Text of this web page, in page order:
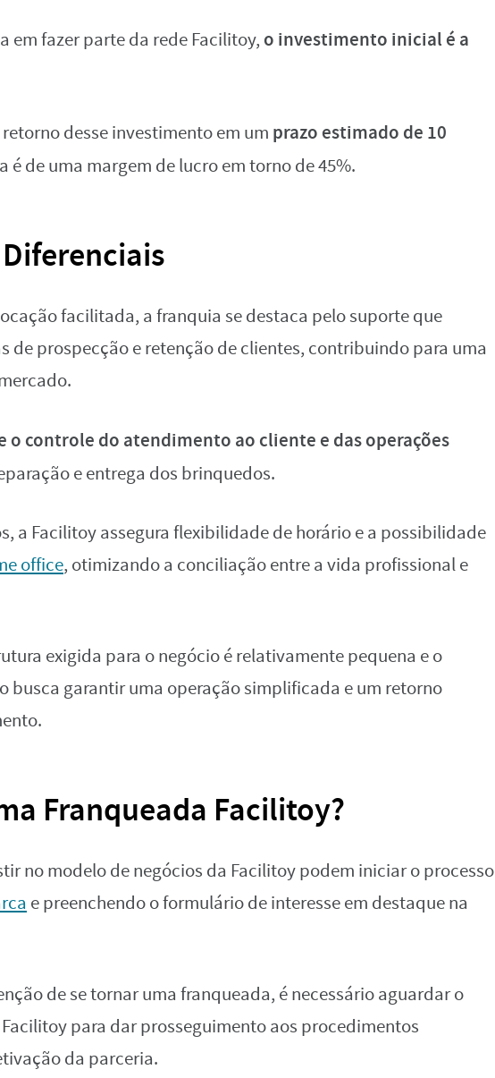
em fazer parte da rede Facilitoy, o investimento inicial é a
desse investimento em um prazo estimado de 10
é de uma margem de lucro em torno de 45%.
facilitada, a franquia se destaca pelo suporte que
de prospecção e retenção de clientes, contribuindo para uma
o controle do atendimento ao cliente e das operações
e entrega dos brinquedos.
a Facilitoy assegura flexibilidade de horário e a possibilidade
office, otimizando a conciliação entre a vida profissional e
exigida para o negócio é relativamente pequena e o
busca garantir uma operação simplificada e um retorno
Franqueada Facilitoy?
no modelo de negócios da Facilitoy podem iniciar o processo
e preenchendo o formulário de interesse em destaque na
de se tornar uma franqueada, é necessário aguardar o
para dar prosseguimento aos procedimentos
da parceria.